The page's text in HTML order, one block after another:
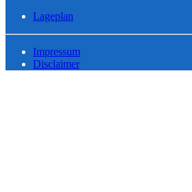
Lageplan
Impressum
Disclaimer